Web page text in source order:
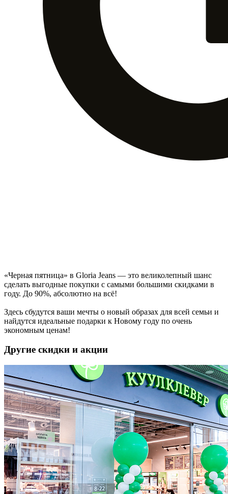
«Черная пятница» в Gloria Jeans — это великолепный шанс
сделать выгодные покупки с самыми большими скидками в
году. До 90%, абсолютно на всё!
Здесь сбудутся ваши мечты о новый образах для всей семьи и
найдутся идеальные подарки к Новому году по очень
экономным ценам!
Другие скидки и акции